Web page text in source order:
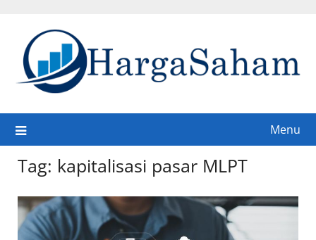
content
Menu
Tag: kapitalisasi pasar MLPT